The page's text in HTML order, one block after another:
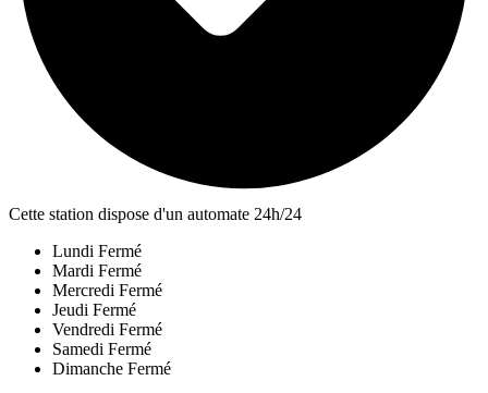
Cette station dispose d'un automate 24h/24
Lundi Fermé
Mardi Fermé
Mercredi Fermé
Jeudi Fermé
Vendredi Fermé
Samedi Fermé
Dimanche Fermé